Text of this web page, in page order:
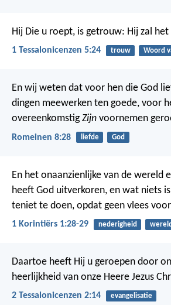
Hij Die u roept, is getrouw: Hij zal
1 Tessalonicenzen 5:24 trouw Woord
En wij weten dat voor hen die God
dingen meewerken ten goede, voor
overeenkomstigZijn voornemen
Romeinen 8:28 liefde God
En het onaanzienlijke van de wereld
heeft God uitverkoren, en wat niets
teniet te doen, opdat geen vlees
1 Korintiërs 1:28-29 nederigheid wereld
Daartoe heeft Hij u geroepen door
heerlijkheid van onze Heere Jezus
2 Tessalonicenzen 2:14 evangelisatie